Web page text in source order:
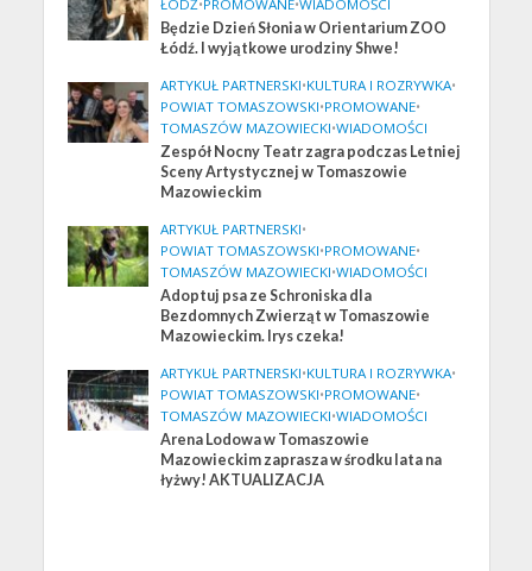
ŁÓDŹ•PROMOWANE•WIADOMOŚCI
Będzie Dzień Słonia w Orientarium ZOO
Łódź. I wyjątkowe urodziny Shwe!
ARTYKUŁ PARTNERSKI•KULTURA I ROZRYWKA•
POWIAT TOMASZOWSKI•PROMOWANE•
TOMASZÓW MAZOWIECKI•WIADOMOŚCI
Zespół Nocny Teatr zagra podczas Letniej
Sceny Artystycznej w Tomaszowie
Mazowieckim
ARTYKUŁ PARTNERSKI•
POWIAT TOMASZOWSKI•PROMOWANE•
TOMASZÓW MAZOWIECKI•WIADOMOŚCI
Adoptuj psa ze Schroniska dla
Bezdomnych Zwierząt w Tomaszowie
Mazowieckim. Irys czeka!
ARTYKUŁ PARTNERSKI•KULTURA I ROZRYWKA•
POWIAT TOMASZOWSKI•PROMOWANE•
TOMASZÓW MAZOWIECKI•WIADOMOŚCI
Arena Lodowa w Tomaszowie
Mazowieckim zaprasza w środku lata na
łyżwy! AKTUALIZACJA